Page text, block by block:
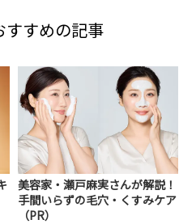
すすめの記事
美容家・瀬戸麻実さんが解説！
手間いらずの毛穴・くすみケア
（PR）